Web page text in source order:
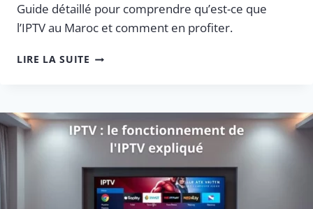
Guide détaillé pour comprendre qu’est-ce que
l’IPTV au Maroc et comment en profiter.
LIRE LA SUITE IPTV
GUIDE
COMPLET
FONCTIONNEMENT